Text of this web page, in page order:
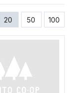
20 50 100